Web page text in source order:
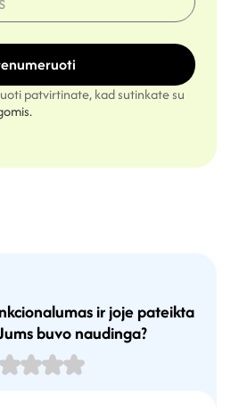
patvirtinate, kad sutinkate su
ir joje pateikta
buvo naudinga?